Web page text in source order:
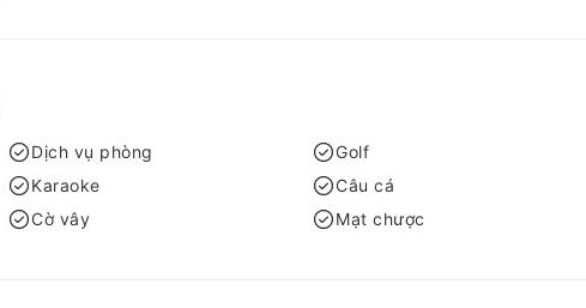
Dịch vụ phòng
Golf
Karaoke
Câu cá
Cờ vây Mạt chược